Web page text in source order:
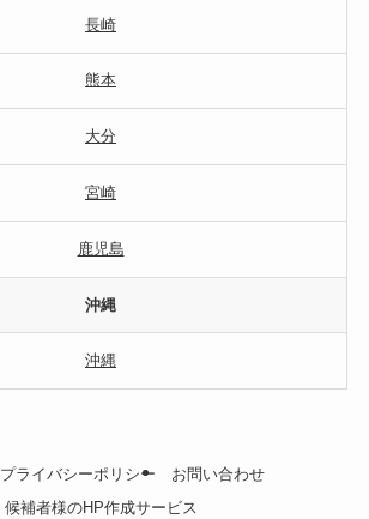
長崎
熊本
大分
宮崎
鹿児島
沖縄
沖縄
プライバシーポリシー
お問い合わせ
候補者様のHP作成サービス